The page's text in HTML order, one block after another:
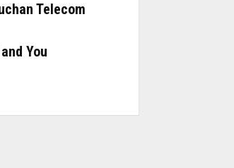
Telecom
You